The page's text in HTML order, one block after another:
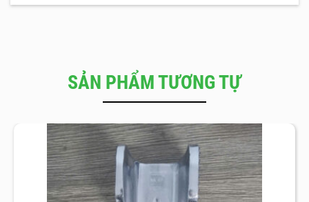
SẢN PHẨM TƯƠNG TỰ